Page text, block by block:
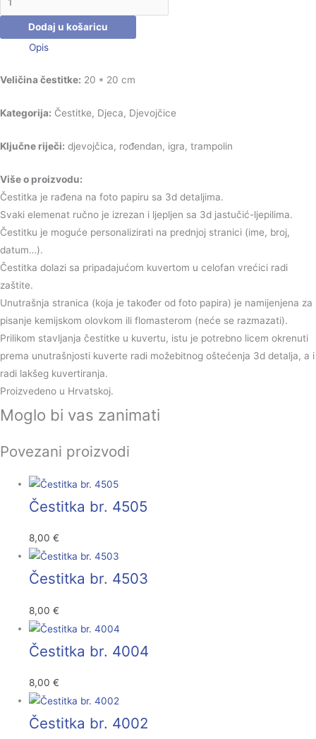
Dodaj u košaricu
Opis
Veličina čestitke: 20 * 20 cm
Kategorija: Čestitke, Djeca, Djevojčice
Ključne riječi: djevojčica, rođendan, igra, trampolin
Više o proizvodu:
Čestitka je rađena na foto papiru sa 3d detaljima.
Svaki elemenat ručno je izrezan i ljepljen sa 3d jastučić-ljepilima.
Čestitku je moguće personalizirati na prednjoj stranici (ime, broj,
datum…).
Čestitka dolazi sa pripadajućom kuvertom u celofan vrećici radi
zaštite.
Unutrašnja stranica (koja je također od foto papira) je namijenjena za
pisanje kemijskom olovkom ili flomasterom (neće se razmazati).
Prilikom stavljanja čestitke u kuvertu, istu je potrebno licem okrenuti
prema unutrašnjosti kuverte radi možebitnog oštećenja 3d detalja, a i
radi lakšeg kuvertiranja.
Proizvedeno u Hrvatskoj.
Moglo bi vas zanimati
Povezani proizvodi
Čestitka br. 4505
8,00€
Čestitka br. 4503
8,00€
Čestitka br. 4004
8,00€
Čestitka br. 4002